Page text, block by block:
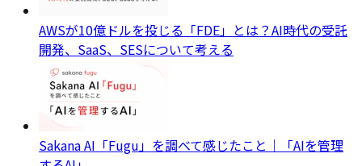
AWSが10億ドルを投じる「FDE」とは？AI時代の受託
開発、SaaS、SESについて考える
Sakana AI「Fugu」を調べて感じたこと｜「AIを管理